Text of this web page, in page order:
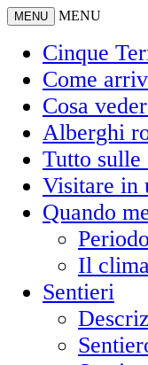
MENU MENU
Cinque
Come
Cosa
Alberghi
Tutto sulle
Visitare in
Quando
Il
Sentieri